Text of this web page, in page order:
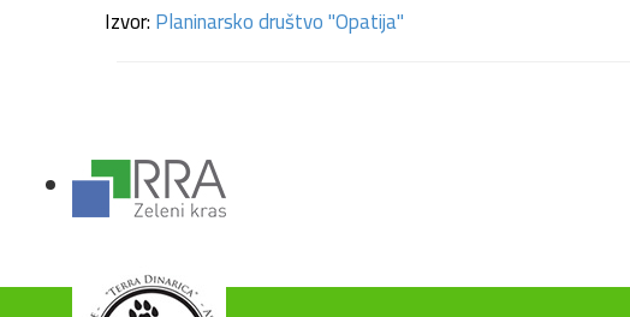
Izvor:Planinarsko društvo "Opatija"